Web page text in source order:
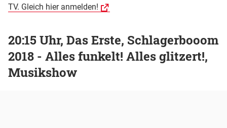
TV. Gleich hier anmelden!
20:15 Uhr, Das Erste, Schlagerbooom
2018 - Alles funkelt! Alles glitzert!,
Musikshow